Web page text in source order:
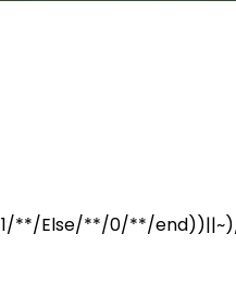
**/Else/**/0/**/